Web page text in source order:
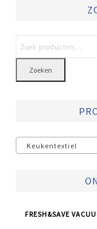
Zoeken
Keukentextiel
FRESH&SAVE